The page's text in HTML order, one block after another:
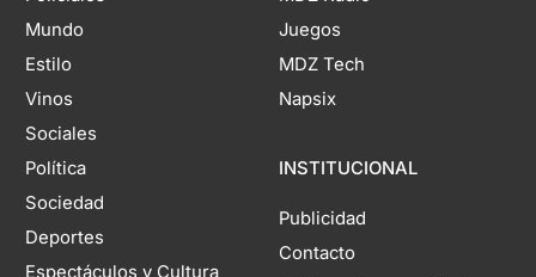
Mundo
Estilo
Vinos
Sociales
Política
Sociedad
Deportes
Espectáculos y Cultura
Juegos
MDZ Tech
Napsix
INSTITUCIONAL
Publicidad
Contacto